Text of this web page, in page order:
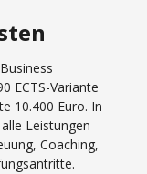
ECTS-Variante
10.400 Euro. In
Leistungen
Coaching,